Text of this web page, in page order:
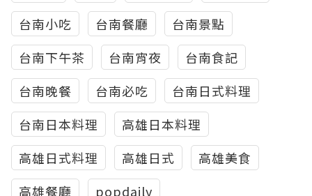
台南小吃
台南餐廳
台南景點
台南下午茶
台南宵夜
台南食記
台南晚餐
台南必吃
台南日式料理
台南日本料理
高雄日本料理
高雄日式料理
高雄日式
高雄美食
高雄餐廳
popdaily